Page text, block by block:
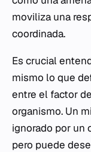
moviliza una
coordinada.
Es crucial
mismo lo que
entre el factor
organismo. Un
ignorado por un
pero puede